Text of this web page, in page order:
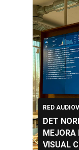
RED
DET
MEJORA
VISUAL